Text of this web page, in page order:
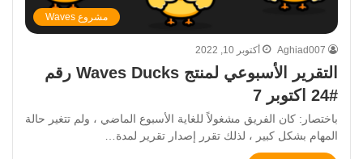
مشروع Waves
Aghiad007 أكتوبر 10, 2022
التقرير الأسبوعي لمنتج Waves Ducks رقم
#24 اكتوبر 7
باختصار: كان الفريق مشغولاً للغاية الأسبوع الماضي ، ولم تتغير حالة
المهام بشكل كبير ، لذلك تقرر إصدار تقرير لمدة…